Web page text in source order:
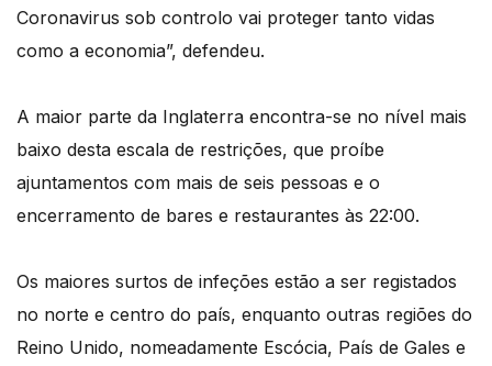
Coronavirus sob controlo vai proteger tanto vidas
como a economia”, defendeu.
A maior parte da Inglaterra encontra-se no nível mais
baixo desta escala de restrições, que proíbe
ajuntamentos com mais de seis pessoas e o
encerramento de bares e restaurantes às 22:00.
Os maiores surtos de infeções estão a ser registados
no norte e centro do país, enquanto outras regiões do
Reino Unido, nomeadamente Escócia, País de Gales e